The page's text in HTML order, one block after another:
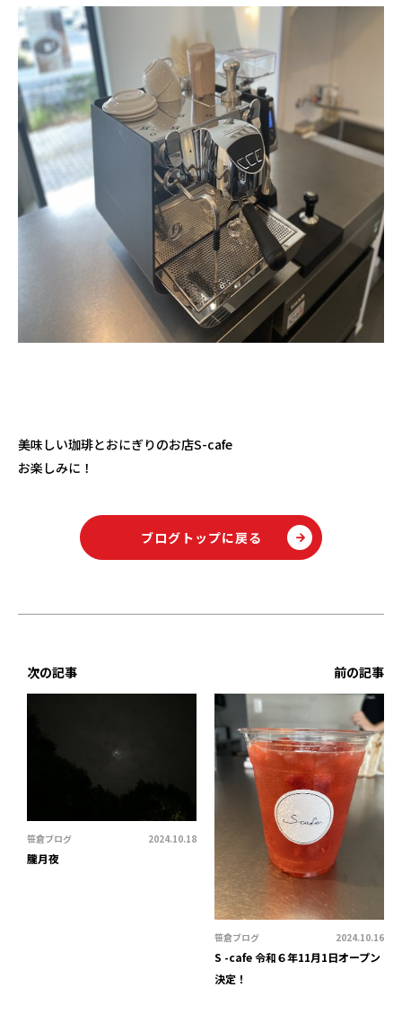
美味しい珈琲とおにぎりのお店S-cafe
お楽しみに！
ブログトップに戻る
次の記事
笹倉ブログ 2024.10.18
朧月夜
前の記事
笹倉ブログ 2024.10.16
S -cafe 令和６年11月1日オープン
決定！